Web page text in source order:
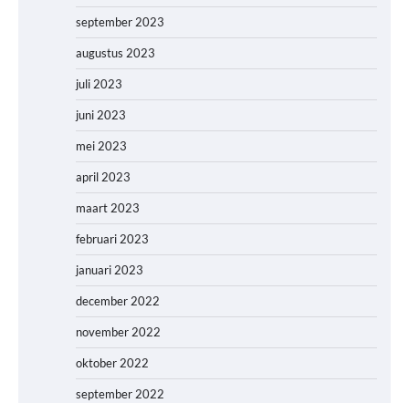
september 2023
augustus 2023
juli 2023
juni 2023
mei 2023
april 2023
maart 2023
februari 2023
januari 2023
december 2022
november 2022
oktober 2022
september 2022